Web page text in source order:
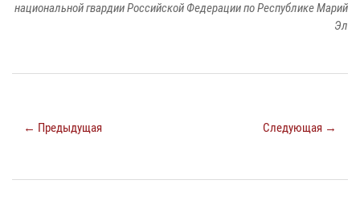
национальной гвардии Российской Федерации по Республике Марий
Эл
← Предыдущая Следующая →